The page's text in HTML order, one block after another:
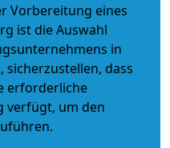
Vorbereitung eines
ist die Auswahl
in
sicherzustellen, dass
erforderliche
verfügt, um den